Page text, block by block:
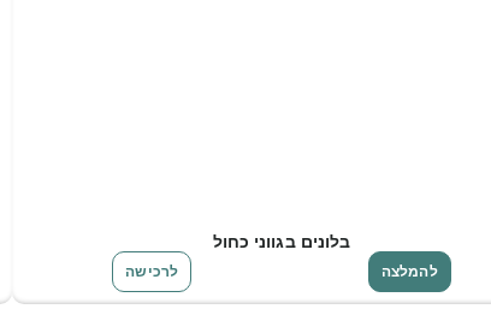
בלונים בגווני כחול
להמלצה לרכישה